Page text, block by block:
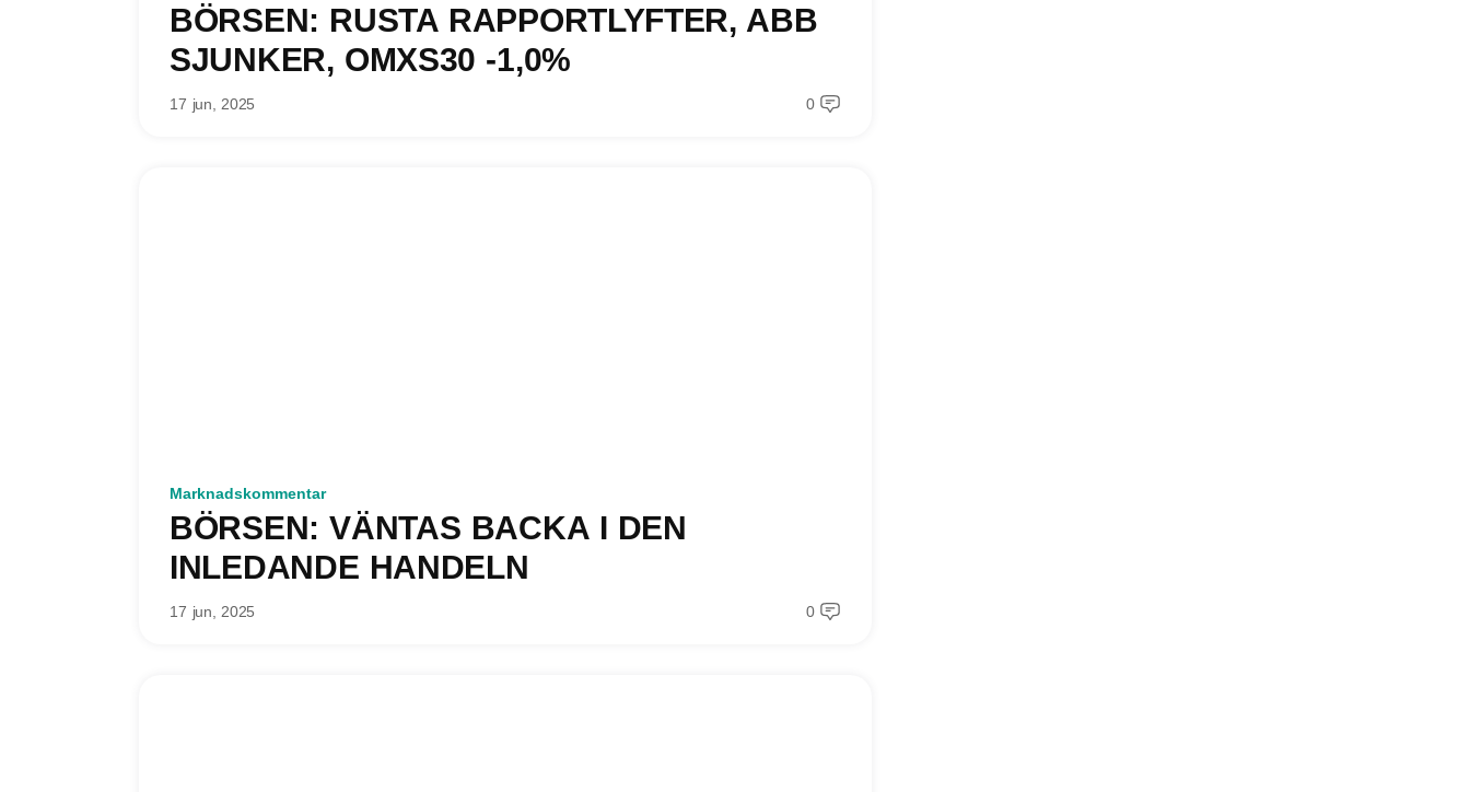
BÖRSEN: RUSTA RAPPORTLYFTER, ABB
SJUNKER, OMXS30 -1,0%
17 jun, 2025 0
Marknadskommentar
BÖRSEN: VÄNTAS BACKA I DEN
INLEDANDE HANDELN
17 jun, 2025 0